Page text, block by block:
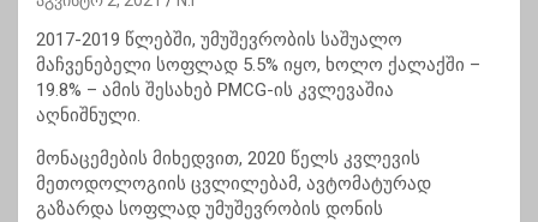
2017-2019 წლებში, უმუშევრობის საშუალო
მაჩვენებელი სოფლად 5.5% იყო, ხოლო ქალაქში –
19.8% – ამის შესახებ PMCG-ის კვლევაშია
აღნიშნული.
მონაცემების მიხედვით, 2020 წელს კვლევის
მეთოდოლოგიის ცვლილებამ, ავტომატურად
გაზარდა სოფლად უმუშევრობის დონის